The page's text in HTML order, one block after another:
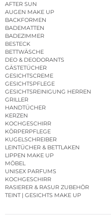
AFTER SUN
AUGEN MAKE UP
BACKFORMEN
BADEMATTEN
BADEZIMMER
BESTECK
BETTWÄSCHE
DEO & DEODORANTS
GÄSTETÜCHER
GESICHTSCREME
GESICHTSPFLEGE
GESICHTSREINIGUNG HERREN
GRILLER
HANDTÜCHER
KERZEN
KOCHGESCHIRR
KÖRPERPFLEGE
KUGELSCHREIBER
LEINTÜCHER & BETTLAKEN
LIPPEN MAKE UP
MÖBEL
UNISEX PARFUMS
KOCHGESCHIRR
RASIERER & RASUR ZUBEHÖR
TEINT | GESICHTS MAKE UP